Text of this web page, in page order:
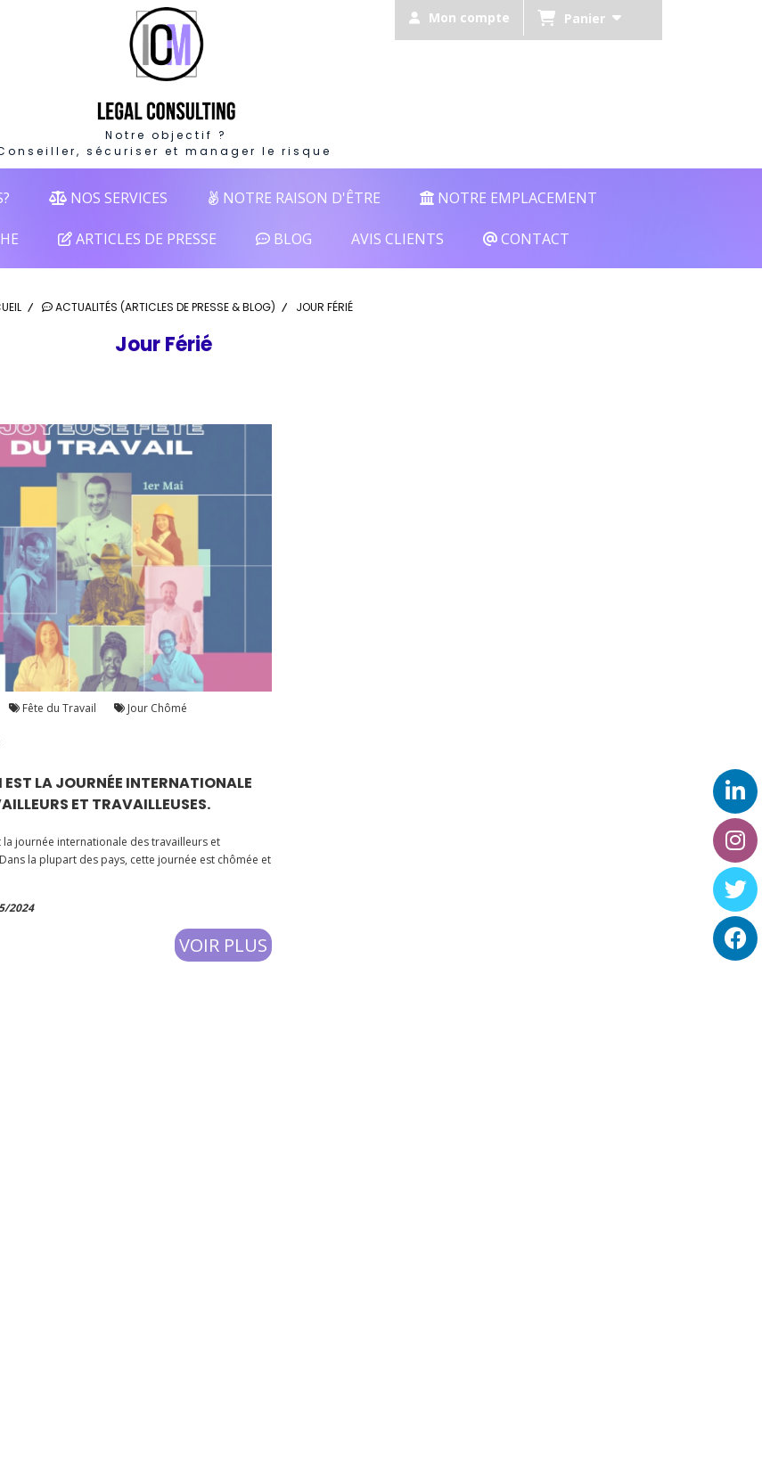
Notre objectif ?
sécuriser et manager le risque
Mon compte Panier
NOS SERVICES NOTRE RAISON D'ÊTRE NOTRE EMPLACEMENT
ARTICLES DE PRESSE BLOG AVIS CLIENTS CONTACT
ACTUALITÉS (ARTICLES DE PRESSE & BLOG) JOUR FÉRIÉ
Jour Férié
EST LA JOURNÉE INTERNATIONALE
ET TRAVAILLEUSES.
la journée internationale des travailleurs et
la plupart des pays, cette journée est chômée et
2024
VOIR PLUS
Fête du Travail Jour Chômé